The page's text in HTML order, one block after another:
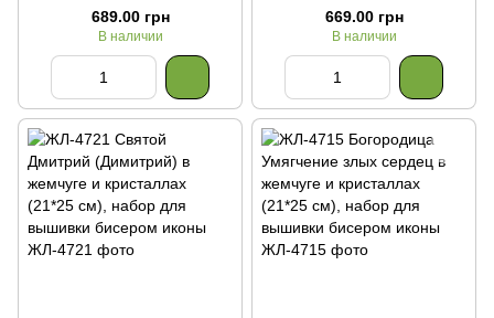
см), набор для вышивки
бисером иконы
689.00 грн
В наличии
см), набор для вышивки
бисером иконы
669.00 грн
В наличии